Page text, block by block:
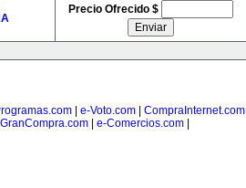
Precio Ofrecido $
e-Voto.com CompraInternet.com
GranCompra.com| e-Comercios.com|